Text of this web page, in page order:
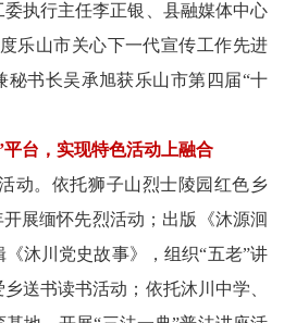
执行主任李正银、县融媒体中心
乐山市关心下一代宣传工作先进
秘书长吴承旭获乐山市第四届“十
台，实现特色活动上融合
动。依托狮子山烈士陵园红色乡
展缅怀先烈活动；出版《沐源洄
沐川党史故事》，组织“五老”讲
送书读书活动；依托沐川中学、